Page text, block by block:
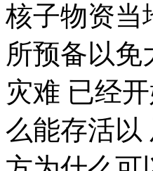
核子物资当
所预备以免
灾难 已经
么能存活以